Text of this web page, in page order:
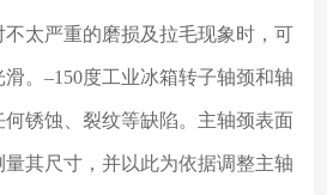
太严重的磨损及拉毛现象时，可
。 –150度工业冰箱转子轴颈和轴
锈蚀、裂纹等缺陷。主轴颈表面
其尺寸，并以此为依据调整主轴